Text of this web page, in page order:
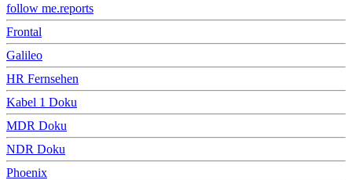
follow me.reports
Frontal
Galileo
HR Fernsehen
Kabel 1 Doku
MDR Doku
NDR Doku
Phoenix